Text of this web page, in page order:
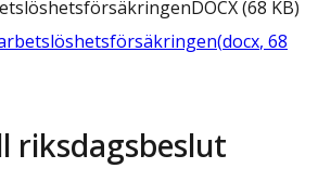
DOCX(68 KB)
(docx, 68
riksdagsbeslut